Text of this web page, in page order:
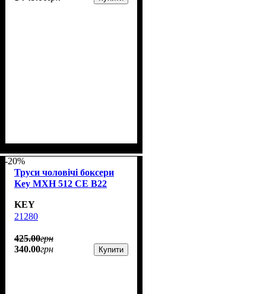
-20%
Труси чоловічі боксери
Key MXH 512 CE B22
KEY
21280
425.00грн
340.00грн Купити